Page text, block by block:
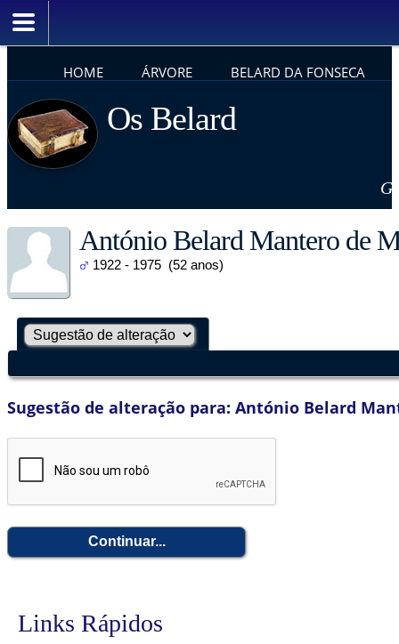
HOME ÁRVORE BELARD DA FONSECA
Os Belard
António Belard Mantero de
1922 - 1975 (52 anos)
Sugestão de alteração para: António Belard
Links Rápidos